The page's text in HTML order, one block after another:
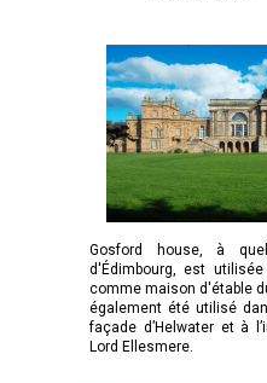
Gosford house, à
d'Édimbourg, est
comme maison d'étable
également été utilisé
façade d’Helwater et à
Lord Ellesmere.